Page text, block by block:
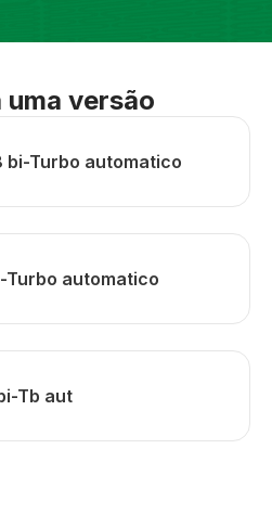
uma versão
bi-Turbo automatico
Turbo automatico
Tb aut